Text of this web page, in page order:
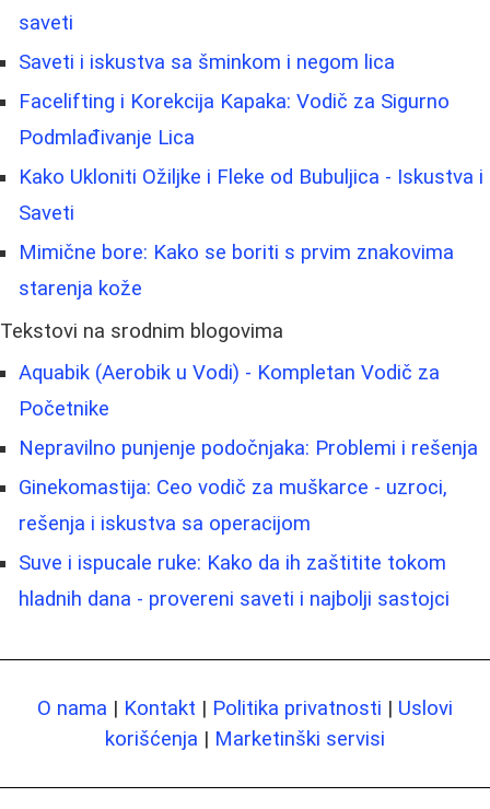
saveti
Saveti i iskustva sa šminkom i negom lica
Facelifting i Korekcija Kapaka: Vodič za Sigurno
Podmlađivanje Lica
Kako Ukloniti Ožiljke i Fleke od Bubuljica - Iskustva i
Saveti
Mimične bore: Kako se boriti s prvim znakovima
starenja kože
Tekstovi na srodnim blogovima
Aquabik (Aerobik u Vodi) - Kompletan Vodič za
Početnike
Nepravilno punjenje podočnjaka: Problemi i rešenja
Ginekomastija: Ceo vodič za muškarce - uzroci,
rešenja i iskustva sa operacijom
Suve i ispucale ruke: Kako da ih zaštitite tokom
hladnih dana - provereni saveti i najbolji sastojci
O nama | Kontakt | Politika privatnosti | Uslovi
korišćenja | Marketinški servisi